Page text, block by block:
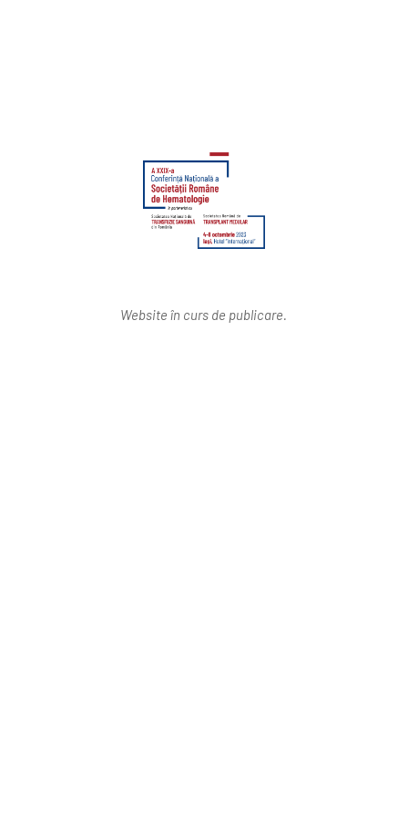
Website în curs de publicare.